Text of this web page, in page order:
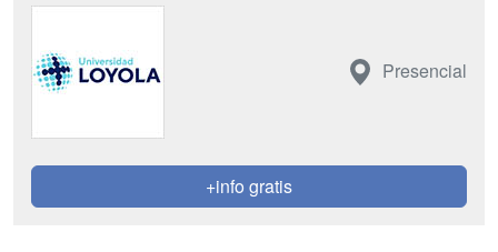
Presencial
+info gratis